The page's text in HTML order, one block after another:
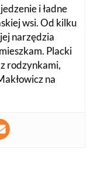
i ładne
wsi. Od kilku
narzędzia
Placki
rodzynkami,
na